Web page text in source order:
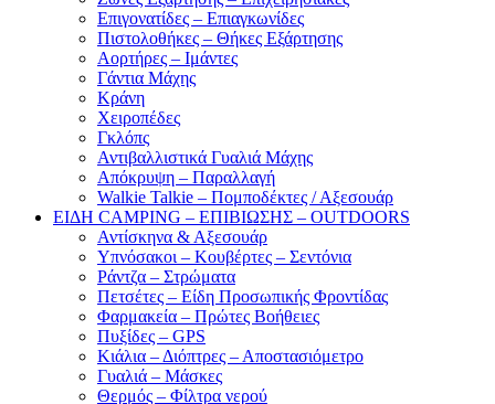
Επιγονατίδες – Επιαγκωνίδες
Πιστολοθήκες – Θήκες Εξάρτησης
Αορτήρες – Ιμάντες
Γάντια Μάχης
Κράνη
Χειροπέδες
Γκλόπς
Αντιβαλλιστικά Γυαλιά Μάχης
Απόκρυψη – Παραλλαγή
Walkie Talkie – Πομποδέκτες / Αξεσουάρ
ΕΙΔΗ CAMPING – ΕΠΙΒΙΩΣΗΣ – OUTDOORS
Αντίσκηνα & Αξεσουάρ
Υπνόσακοι – Κουβέρτες – Σεντόνια
Ράντζα – Στρώματα
Πετσέτες – Είδη Προσωπικής Φροντίδας
Φαρμακεία – Πρώτες Βοήθειες
Πυξίδες – GPS
Κιάλια – Διόπτρες – Αποστασιόμετρο
Γυαλιά – Μάσκες
Θερμός – Φίλτρα νερού